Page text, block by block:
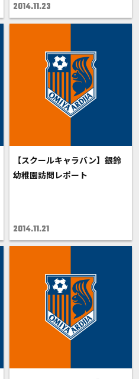
2014.11.23
【スクールキャラバン】銀鈴
幼稚園訪問レポート
2014.11.21